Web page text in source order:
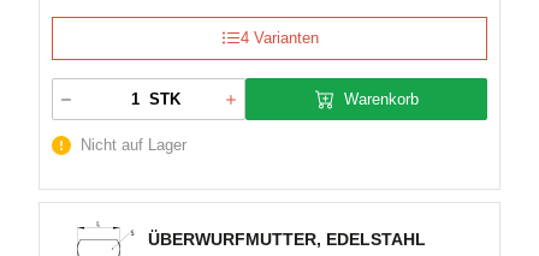
4 Varianten
STK Warenkorb
Nicht auf Lager
ÜBERWURFMUTTER, EDELSTAHL